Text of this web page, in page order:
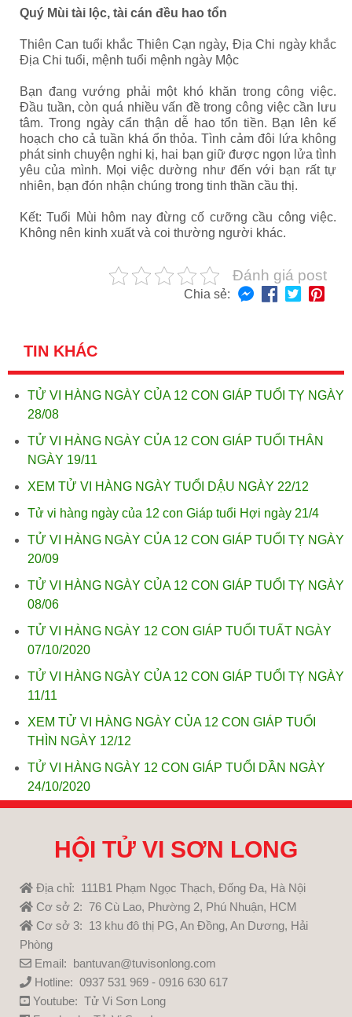
Quý Mùi tài lộc, tài cán đều hao tổn
Thiên Can tuổi khắc Thiên Cạn ngày, Địa Chi ngày khắc
Địa Chi tuổi, mệnh tuổi mệnh ngày Mộc
Bạn đang vướng phải một khó khăn trong công việc.
Đầu tuần, còn quá nhiều vấn đề trong công việc cần lưu
tâm. Trong ngày cẩn thận dễ hao tổn tiền. Bạn lên kế
hoạch cho cả tuần khá ổn thỏa. Tình cảm đôi lứa không
phát sinh chuyện nghi kị, hai bạn giữ được ngọn lửa tình
yêu của mình. Mọi việc dường như đến với bạn rất tự
nhiên, bạn đón nhận chúng trong tinh thần cầu thị.
Kết: Tuổi Mùi hôm nay đừng cố cưỡng cầu công việc.
Không nên kinh xuất và coi thường người khác.
Đánh giá post
Chia sẻ:
TIN KHÁC
TỬ VI HÀNG NGÀY CỦA 12 CON GIÁP TUỔI TỴ NGÀY
28/08
TỬ VI HÀNG NGÀY CỦA 12 CON GIÁP TUỔI THÂN
NGÀY 19/11
XEM TỬ VI HÀNG NGÀY TUỔI DẬU NGÀY 22/12
Tử vi hàng ngày của 12 con Giáp tuổi Hợi ngày 21/4
TỬ VI HÀNG NGÀY CỦA 12 CON GIÁP TUỔI TỴ NGÀY
20/09
TỬ VI HÀNG NGÀY CỦA 12 CON GIÁP TUỔI TỴ NGÀY
08/06
TỬ VI HÀNG NGÀY 12 CON GIÁP TUỔI TUẤT NGÀY
07/10/2020
TỬ VI HÀNG NGÀY CỦA 12 CON GIÁP TUỔI TỴ NGÀY
11/11
XEM TỬ VI HÀNG NGÀY CỦA 12 CON GIÁP TUỔI
THÌN NGÀY 12/12
TỬ VI HÀNG NGÀY 12 CON GIÁP TUỔI DẦN NGÀY
24/10/2020
HỘI TỬ VI SƠN LONG
Địa chỉ: 111B1 Phạm Ngọc Thạch, Đống Đa, Hà Nội
Cơ sở 2: 76 Cù Lao, Phường 2, Phú Nhuận, HCM
Cơ sở 3: 13 khu đô thị PG, An Đồng, An Dương, Hải
Phòng
Email: bantuvan@tuvisonlong.com
Hotline: 0937 531 969 - 0916 630 617
Youtube: Tử Vi Sơn Long